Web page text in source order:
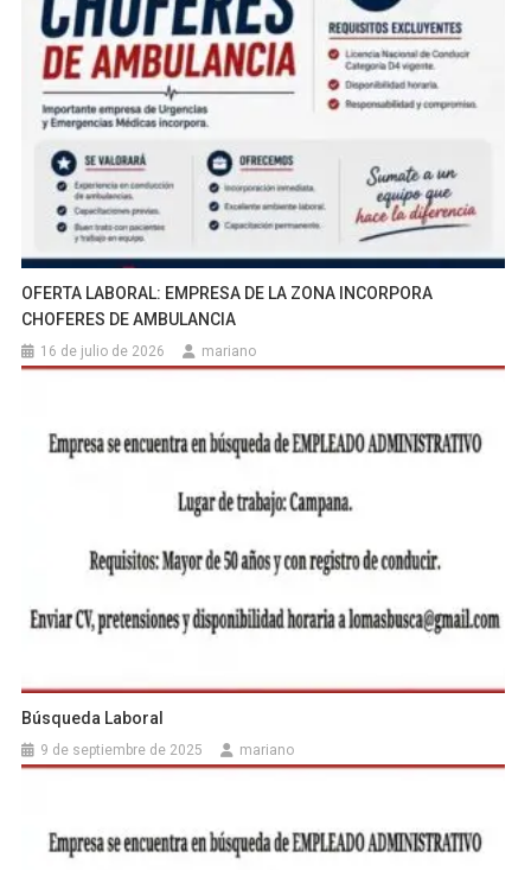
OFERTA LABORAL: EMPRESA DE LA ZONA INCORPORA
CHOFERES DE AMBULANCIA
16 de julio de 2026 mariano
Búsqueda Laboral
9 de septiembre de 2025 mariano